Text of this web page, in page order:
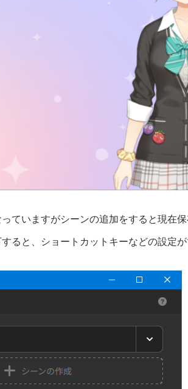
ていますがシーンの追加をすると現在
ると、ショートカットキーなどの設定が